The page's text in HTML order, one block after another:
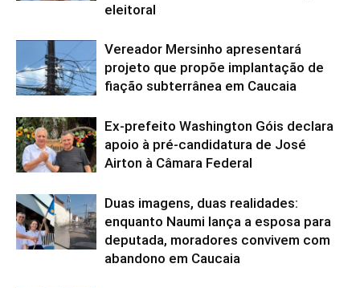
eleitoral
Vereador Mersinho apresentará
projeto que propõe implantação de
fiação subterrânea em Caucaia
Ex-prefeito Washington Góis declara
apoio à pré-candidatura de José
Airton à Câmara Federal
Duas imagens, duas realidades:
enquanto Naumi lança a esposa para
deputada, moradores convivem com
abandono em Caucaia